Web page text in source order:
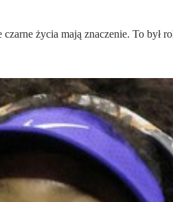
życia mają znaczenie. To był